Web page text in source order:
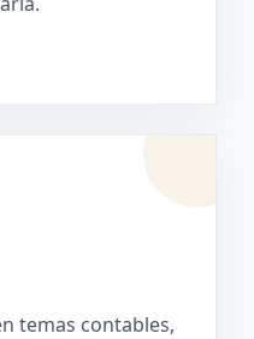
temas contables,